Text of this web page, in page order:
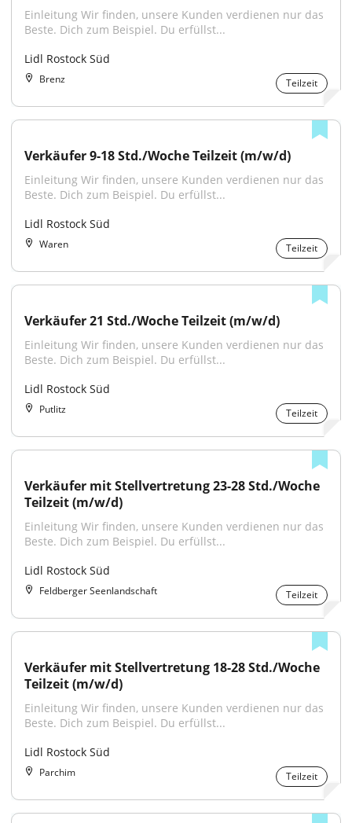
Einleitung Wir finden, unsere Kunden verdienen nur das
Beste. Dich zum Beispiel. Du erfüllst...
Lidl Rostock Süd
Brenz Teilzeit
Verkäufer 9-18 Std./Woche Teilzeit (m/w/d)
Einleitung Wir finden, unsere Kunden verdienen nur das
Beste. Dich zum Beispiel. Du erfüllst...
Lidl Rostock Süd
Waren Teilzeit
Verkäufer 21 Std./Woche Teilzeit (m/w/d)
Einleitung Wir finden, unsere Kunden verdienen nur das
Beste. Dich zum Beispiel. Du erfüllst...
Lidl Rostock Süd
Putlitz Teilzeit
Verkäufer mit Stellvertretung 23-28 Std./Woche
Teilzeit (m/w/d)
Einleitung Wir finden, unsere Kunden verdienen nur das
Beste. Dich zum Beispiel. Du erfüllst...
Lidl Rostock Süd
Feldberger Seenlandschaft Teilzeit
Verkäufer mit Stellvertretung 18-28 Std./Woche
Teilzeit (m/w/d)
Einleitung Wir finden, unsere Kunden verdienen nur das
Beste. Dich zum Beispiel. Du erfüllst...
Lidl Rostock Süd
Parchim Teilzeit